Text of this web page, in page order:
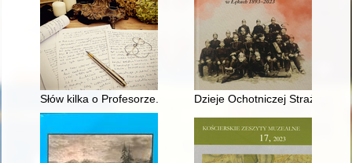
Słów kilka o Profesorze..., choć każde słowo o Nim to za mało!
Dzieje Ochotniczej Straży